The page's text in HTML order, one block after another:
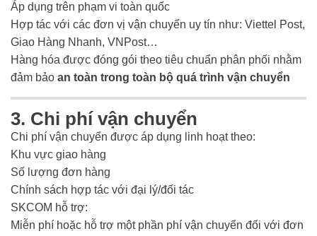
Áp dụng trên phạm vi toàn quốc
Hợp tác với các đơn vị vận chuyển uy tín như: Viettel Post,
Giao Hàng Nhanh, VNPost…
Hàng hóa được đóng gói theo tiêu chuẩn phân phối nhằm
đảm bảo an toàn trong toàn bộ quá trình vận chuyển
3. Chi phí vận chuyển
Chi phí vận chuyển được áp dụng linh hoạt theo:
Khu vực giao hàng
Số lượng đơn hàng
Chính sách hợp tác với đại lý/đối tác
SKCOM hỗ trợ:
Miễn phí hoặc hỗ trợ một phần phí vận chuyển đối với đơn